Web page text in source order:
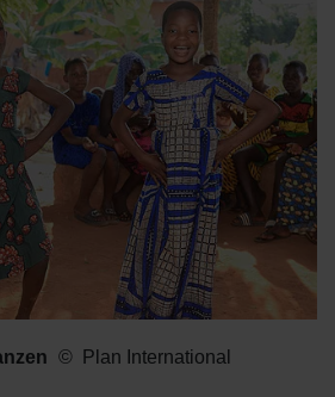
Plan International